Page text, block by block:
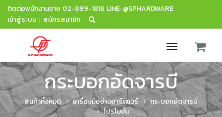
ติดต่อพนักงานขาย 02-899-1818 LINE: @SPHARDWARE
เข้าสู่ระบบ | สมัครสมาชิก
Toggle
navigation
กระบอกอัดจารบี
สินค้าทั้งหมด เครื่องมือช่างฮาร์ดแวร์
กระบอกอัดจารบี
โปรโมชั่น